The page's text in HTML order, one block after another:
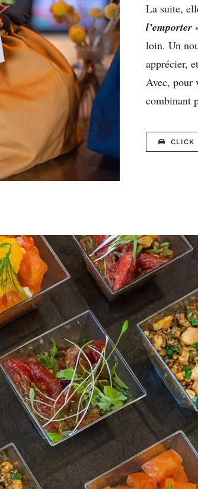
La suite,
l’emporter
loin. Un
apprécier,
Avec, pour
combinant
CLICK